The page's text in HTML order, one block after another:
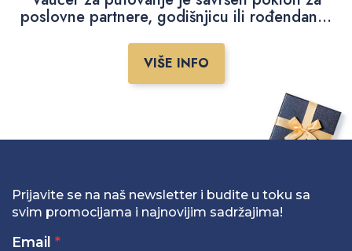
poslovne partnere, godišnjicu ili rođendan...
VIŠE INFO
Prijavite se na naš newsletter i budite u toku sa
svim promocijama i najnovijim sadržajima!
Email